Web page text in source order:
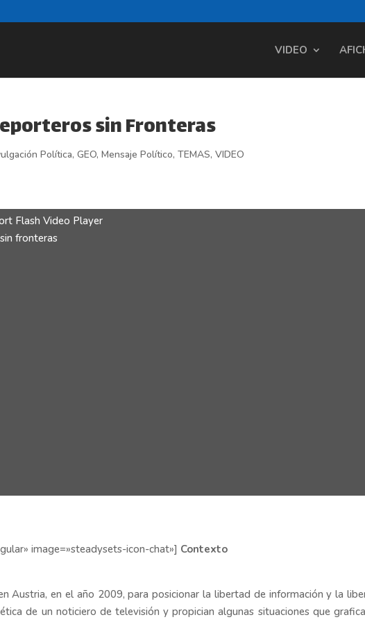
VIDEO
sin Fronteras
Política,GEO,Mensaje Político,TEMAS,VIDEO
Flash Video Player
fronteras
image=»steadysets-icon-chat»] Contexto
Austria, en el año 2009, para posicionar la libertad de información y la
de un noticiero de televisión y propician algunas situaciones que